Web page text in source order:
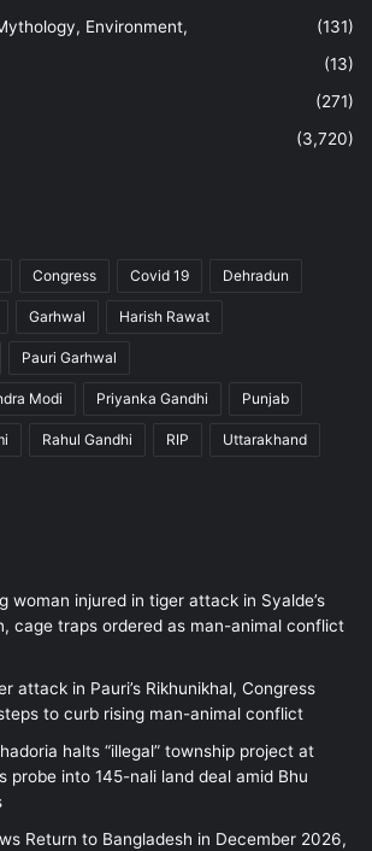
Environment,
(131)
(13)
(271)
(3,720)
Congress Covid 19 Dehradun
Garhwal Harish Rawat
Pauri Garhwal
Modi Priyanka Gandhi Punjab
Rahul Gandhi RIP Uttarakhand
woman injured in tiger attack in Syalde’s
cage traps ordered as man-animal conflict
attack in Pauri’s Rikhunikhal, Congress
to curb rising man-animal conflict
halts “illegal” township project at
probe into 145-nali land deal amid Bhu
Return to Bangladesh in December 2026,